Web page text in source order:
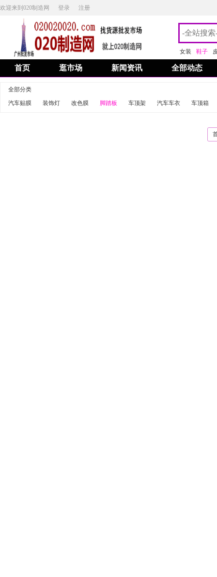
欢迎来到020制造网 登录 注册
女装 鞋子
首页 逛市场 新闻资讯 全部动态
全部分类
汽车贴膜
装饰灯 改色膜 脚踏板 车顶架 汽车车衣 车顶箱